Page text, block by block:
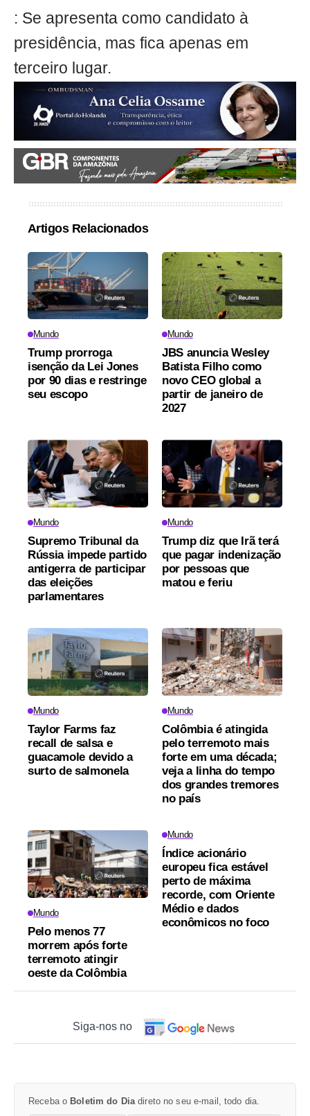
: Se apresenta como candidato à
presidência, mas fica apenas em
terceiro lugar.
Artigos Relacionados
Mundo
Trump prorroga
isenção da Lei Jones
por 90 dias e restringe
seu escopo
Mundo
JBS anuncia Wesley
Batista Filho como
novo CEO global a
partir de janeiro de
2027
Mundo
Supremo Tribunal da
Rússia impede partido
antigerra de participar
das eleições
parlamentares
Mundo
Trump diz que Irã terá
que pagar indenização
por pessoas que
matou e feriu
Mundo
Taylor Farms faz
recall de salsa e
guacamole devido a
surto de salmonela
Mundo
Colômbia é atingida
pelo terremoto mais
forte em uma década;
veja a linha do tempo
dos grandes tremores
no país
Mundo
Pelo menos 77
morrem após forte
terremoto atingir
oeste da Colômbia
Mundo
Índice acionário
europeu fica estável
perto de máxima
recorde, com Oriente
Médio e dados
econômicos no foco
Siga-nos no
Receba o Boletim do Dia direto no seu e-mail, todo dia.